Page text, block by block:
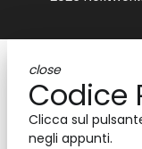
close
Codice
Clicca sul
negli appunti.